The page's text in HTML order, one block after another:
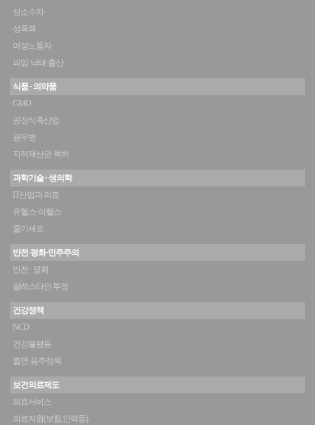
성소수자
성폭력
여성노동자
피임·낙태·출산
식품 · 의약품
GMO
공장식축산업
광우병
지적재산권·특허
과학기술 · 생의학
IT산업과 의료
유헬스·이헬스
줄기세포
반전·평화·민주주의
반전 · 평화
팔레스타인 투쟁
건강정책
NCD
건강불평등
흡연·음주정책
보건의료제도
의료서비스
의료자원(보험,인력등)